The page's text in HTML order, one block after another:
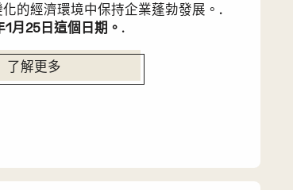
的經濟環境中保持企業蓬勃發展。.
月25日這個日期。 .
了解更多